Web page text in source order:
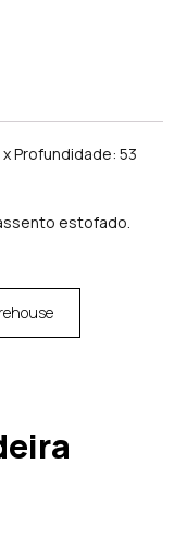
Profundidade: 53
estofado.